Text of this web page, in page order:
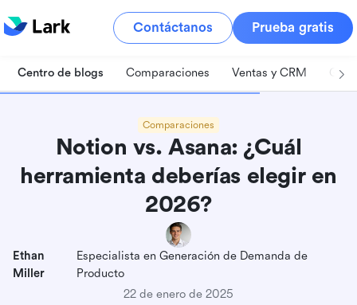
Contáctanos Prueba gratis
Centro de blogs Comparaciones Ventas y CRM
Comparaciones
Notion vs. Asana: ¿Cuál
herramienta deberías elegir en
2026?
Ethan
Miller
Especialista en Generación de Demanda de
Producto
22 de enero de 2025